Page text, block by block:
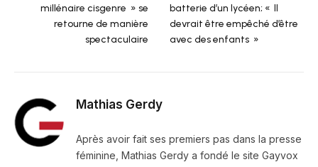
millénaire cisgenre » se
retourne de manière
spectaculaire
batterie d’un lycéen; « Il
devrait être empêché d’être
avec des enfants »
Mathias Gerdy
Après avoir fait ses premiers pas dans la presse
féminine, Mathias Gerdy a fondé le site Gayvox